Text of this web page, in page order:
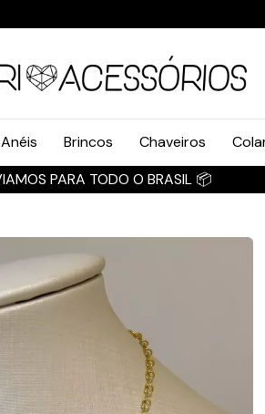
ENVIAMOS PARA TODO O BRASIL 📦
Anéis Brincos Chaveiros